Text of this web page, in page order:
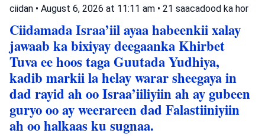
ciidan • August 6, 2026 at 11:11 am • 21 saacadood ka hor
Ciidamada Israa’iil ayaa habeenkii xalay
jawaab ka bixiyay deegaanka Khirbet
Tuva ee hoos taga Guutada Yudhiya,
kadib markii la helay warar sheegaya in
dad rayid ah oo Israa’iiliyiin ah ay gubeen
guryo oo ay weerareen dad Falastiiniyiin
ah oo halkaas ku sugnaa.